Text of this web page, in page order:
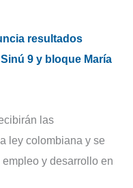
resultados
9 y bloque María
las
ley colombiana y se
y desarrollo en